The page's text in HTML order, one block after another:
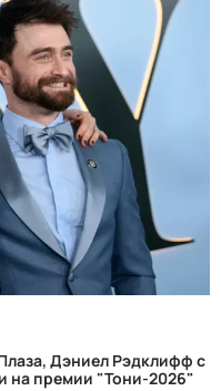
Дэниел Рэдклифф с
на премии "Тони-2026"